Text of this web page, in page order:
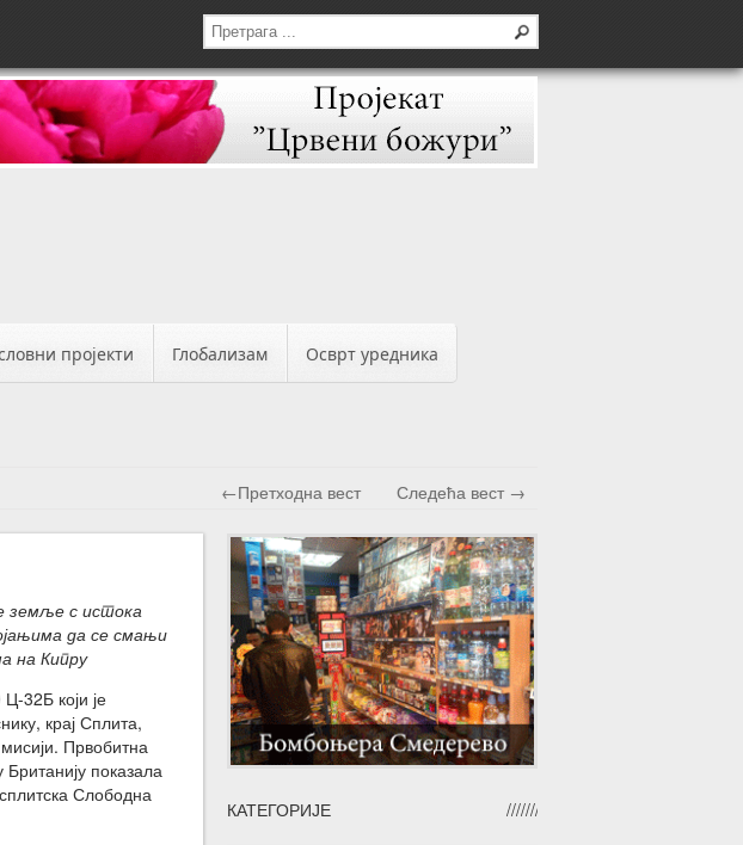
пројекти Глобализам Осврт уредника
←Претходна вест Следећа вест →
земље с истока
да се смањи
на Кипру
32Б који је
крај Сплита,
Првобитна
показала
Слободна
КАТЕГОРИЈЕ